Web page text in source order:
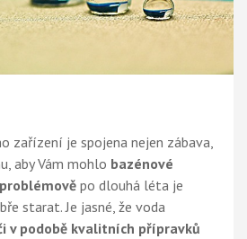
zařízení je spojena nejen zábava,
aby Vám mohlo bazénové
po dlouhá léta je
starat. Je jasné, že voda
v podobě kvalitních přípravků